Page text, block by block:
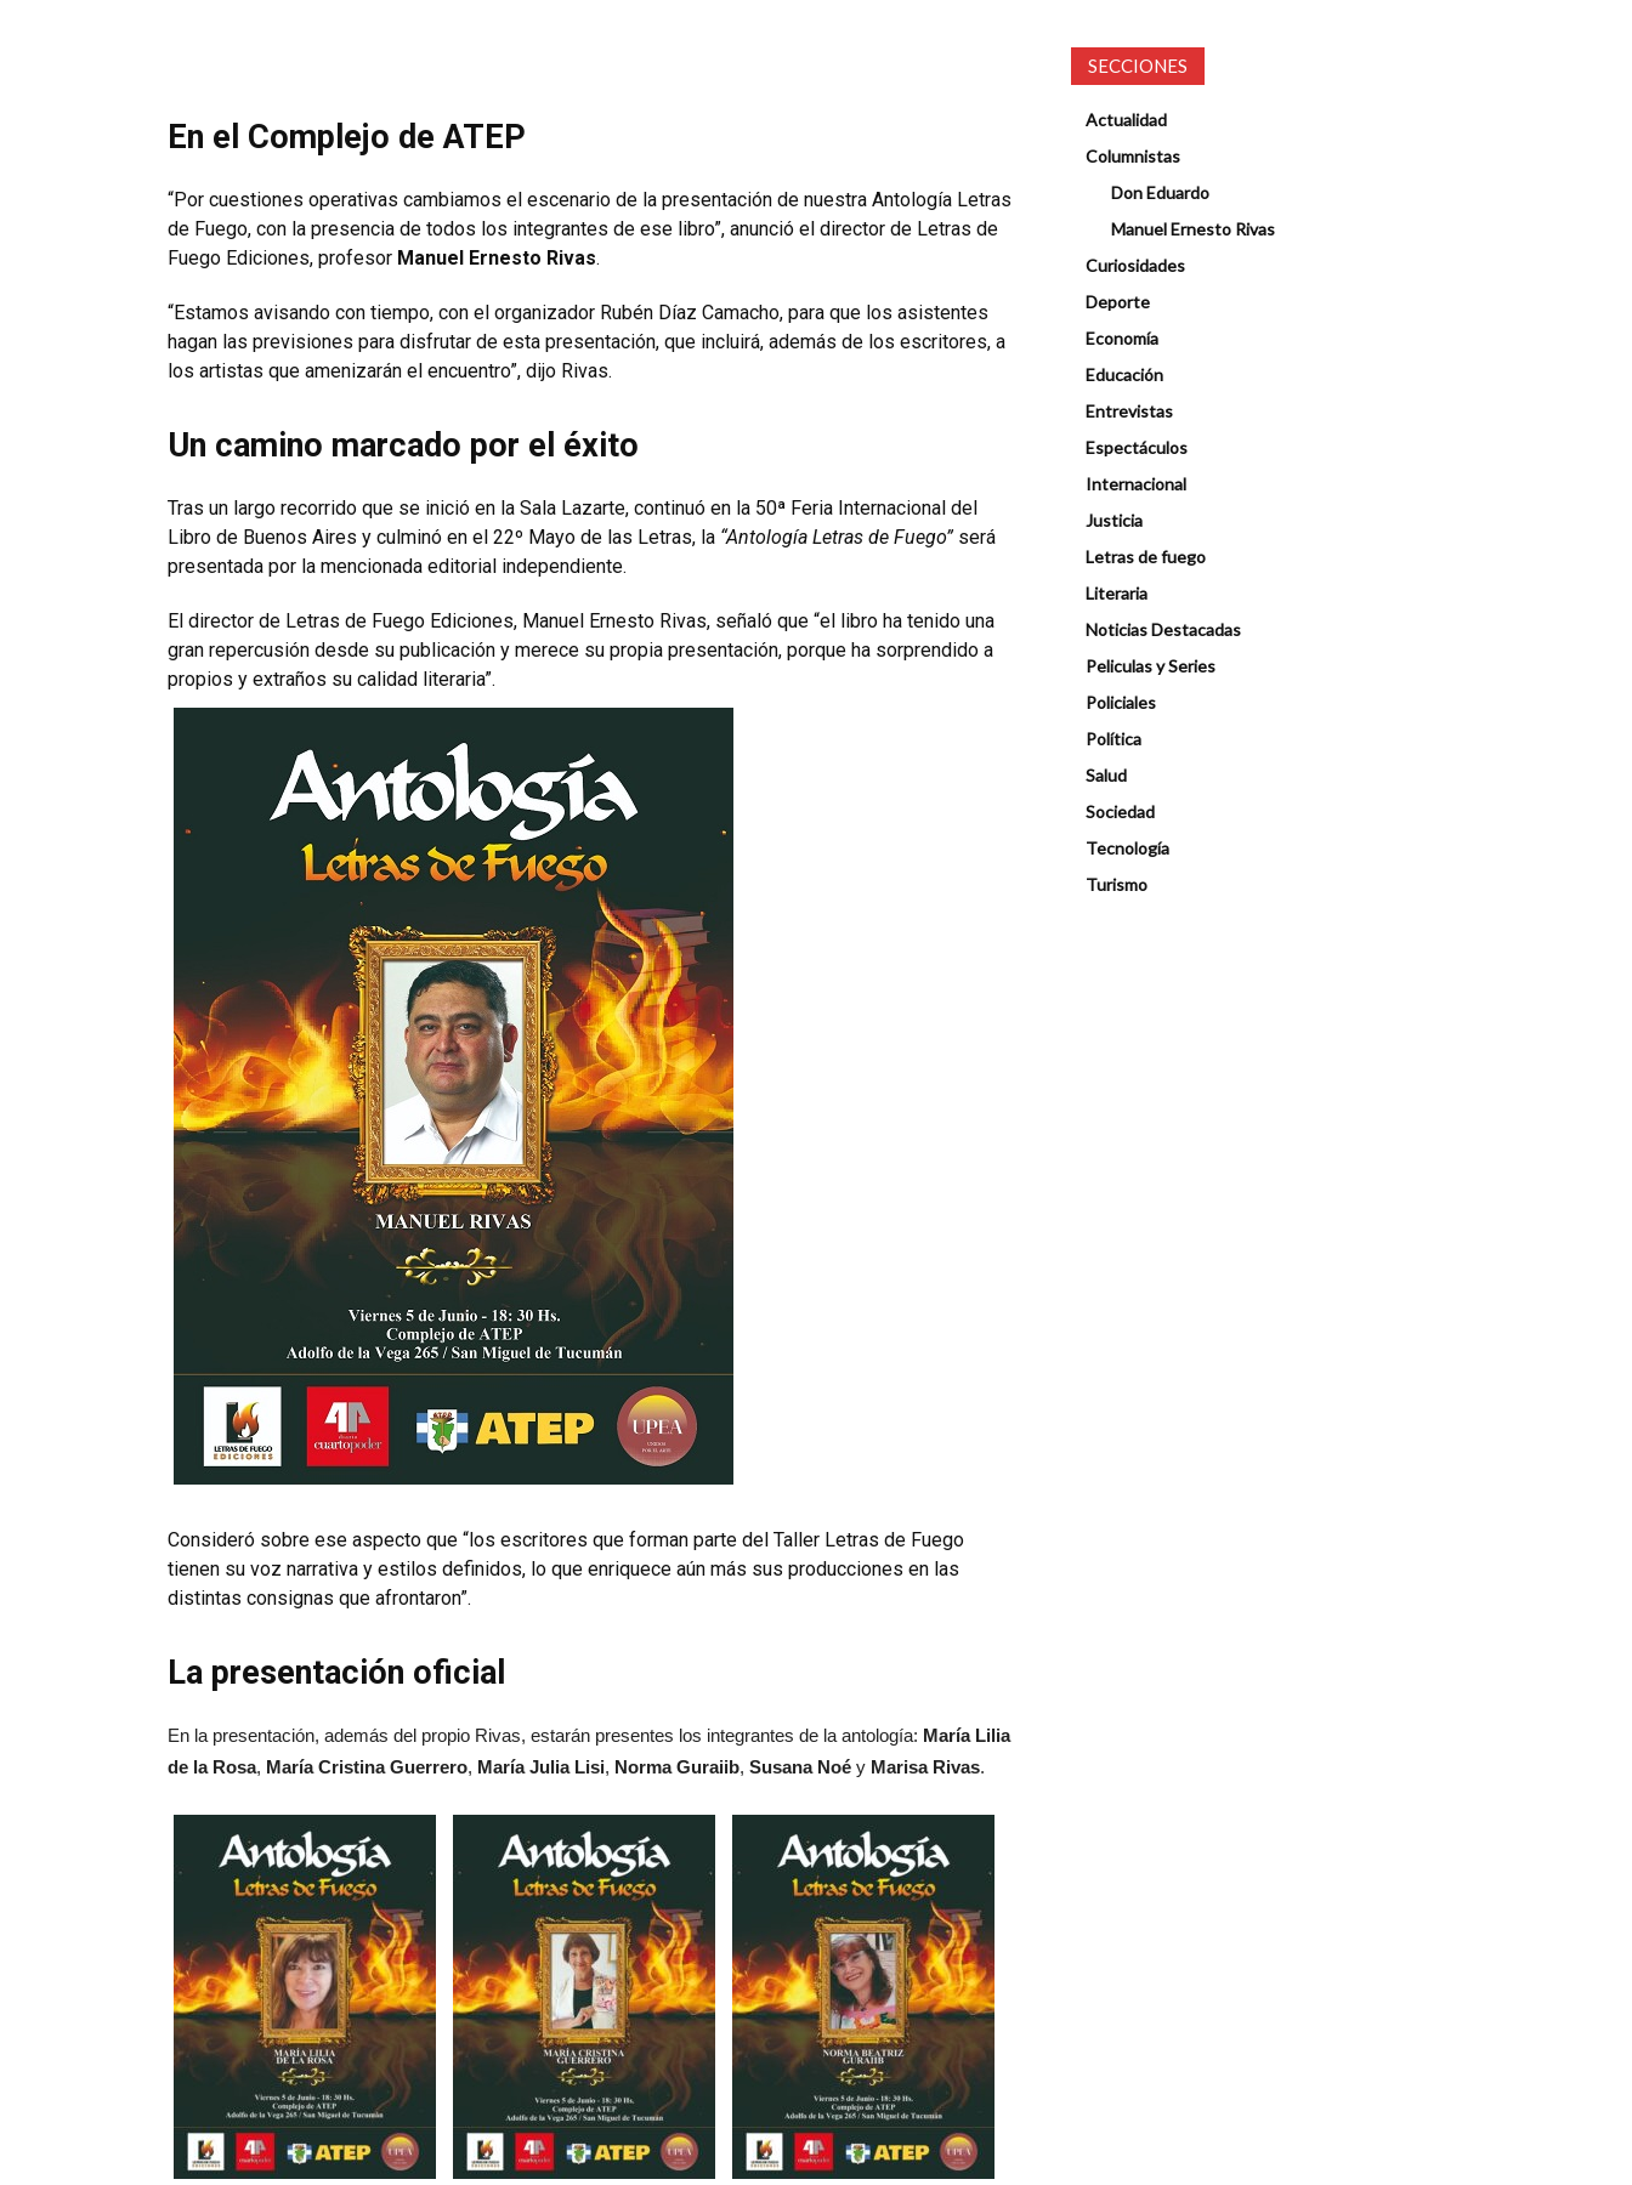
En el Complejo de ATEP
“Por cuestiones operativas cambiamos el escenario de la presentación de nuestra Antología Letras
de Fuego, con la presencia de todos los integrantes de ese libro”, anunció el director de Letras de
Fuego Ediciones, profesor Manuel Ernesto Rivas.
“Estamos avisando con tiempo, con el organizador Rubén Díaz Camacho, para que los asistentes
hagan las previsiones para disfrutar de esta presentación, que incluirá, además de los escritores, a
los artistas que amenizarán el encuentro”, dijo Rivas.
Un camino marcado por el éxito
Tras un largo recorrido que se inició en la Sala Lazarte, continuó en la 50ª Feria Internacional del
Libro de Buenos Aires y culminó en el 22º Mayo de las Letras, la “Antología Letras de Fuego” será
presentada por la mencionada editorial independiente.
El director de Letras de Fuego Ediciones, Manuel Ernesto Rivas, señaló que “el libro ha tenido una
gran repercusión desde su publicación y merece su propia presentación, porque ha sorprendido a
propios y extraños su calidad literaria”.
Consideró sobre ese aspecto que “los escritores que forman parte del Taller Letras de Fuego
tienen su voz narrativa y estilos definidos, lo que enriquece aún más sus producciones en las
distintas consignas que afrontaron”.
La presentación oficial
En la presentación, además del propio Rivas, estarán presentes los integrantes de la antología: María Lilia
de la Rosa, María Cristina Guerrero, María Julia Lisi, Norma Guraiib, Susana Noé y Marisa Rivas.
SECCIONES
Actualidad
Columnistas
Don Eduardo
Manuel Ernesto Rivas
Curiosidades
Deporte
Economía
Educación
Entrevistas
Espectáculos
Internacional
Justicia
Letras de fuego
Literaria
Noticias Destacadas
Peliculas y Series
Policiales
Política
Salud
Sociedad
Tecnología
Turismo